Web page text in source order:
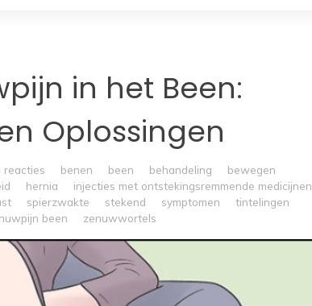
in het Been:
Oplossingen
reacties benen been behandeling
bewegen
hernia
injecties met ontstekingsremmende medicijnen
spierzwakte stekend symptomen
tintelingen
been zenuwwortels